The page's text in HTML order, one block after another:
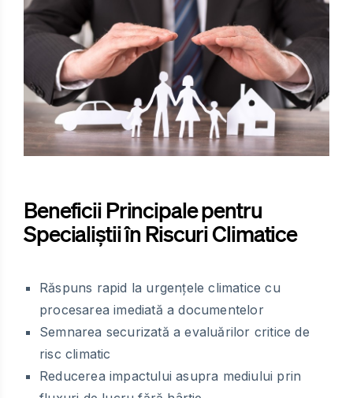
Beneficii Principale pentru
Specialiștii în Riscuri Climatice
Răspuns rapid la urgențele climatice cu
procesarea imediată a documentelor
Semnarea securizată a evaluărilor critice de
risc climatic
Reducerea impactului asupra mediului prin